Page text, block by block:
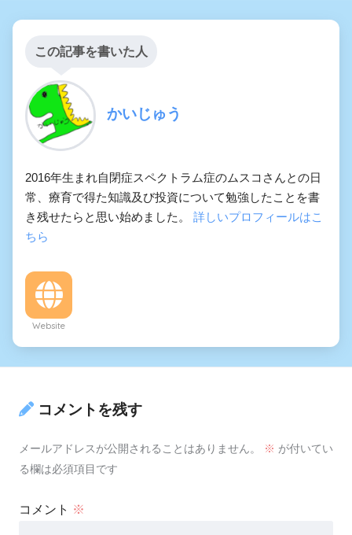
この記事を書いた人
かいじゅう
2016年生まれ自閉症スペクトラム症のムスコさんとの日
常、療育で得た知識及び投資について勉強したことを書
き残せたらと思い始めました。 詳しいプロフィールはこ
ちら
Website
コメントを残す
メールアドレスが公開されることはありません。 ※ が付いてい
る欄は必須項目です
コメント ※